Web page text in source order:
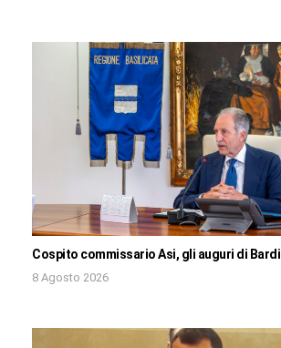
Cospito commissario Asi, gli auguri di Bardi
8 Agosto 2026